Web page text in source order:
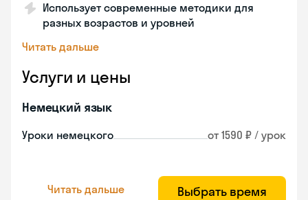
Использует современные методики для
разных возрастов и уровней
Читать дальше
Услуги и цены
Немецкий язык
Уроки немецкого от 1590 ₽ / урок
Читать дальше Выбрать время